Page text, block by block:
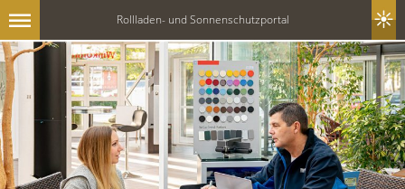
Rollladen- und Sonnenschutzportal